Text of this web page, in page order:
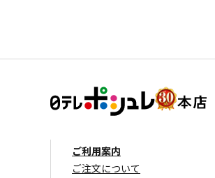
ご利用案内
ご注文について